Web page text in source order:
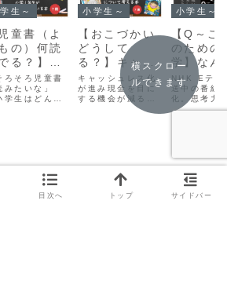
生～
児童書（よ
の）何読
る？】小
1年生がリ
に読んで
る本7冊紹
ろそろ児童書
みたいな」
学生はどんな
をご紹介しま
小学生～
【おこづかい
どうして
る？】キャッ
シュレス化が
進むいま、お
金について考
キャッシュレス化
が進み現金を目に
する機会が減る時
代だからこそ、物
小学生～
【Q～こ
のための
学】なん
ンコでみ
笑うの？
NHK Eテレ
送中の番組
化。思考力
る考え方の
横スクロー
ルできます
スポンサーリンク
目次へ トップ サイドバー